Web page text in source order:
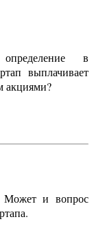
в
выплачивает
акциями?
Может и вопрос